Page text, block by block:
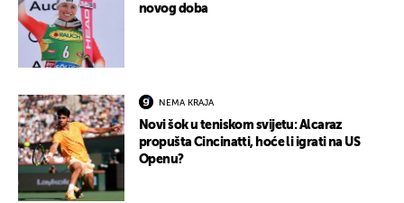
novog doba
NEMA KRAJA
Novi šok u teniskom svijetu: Alcaraz
propušta Cincinatti, hoće li igrati na US
Openu?